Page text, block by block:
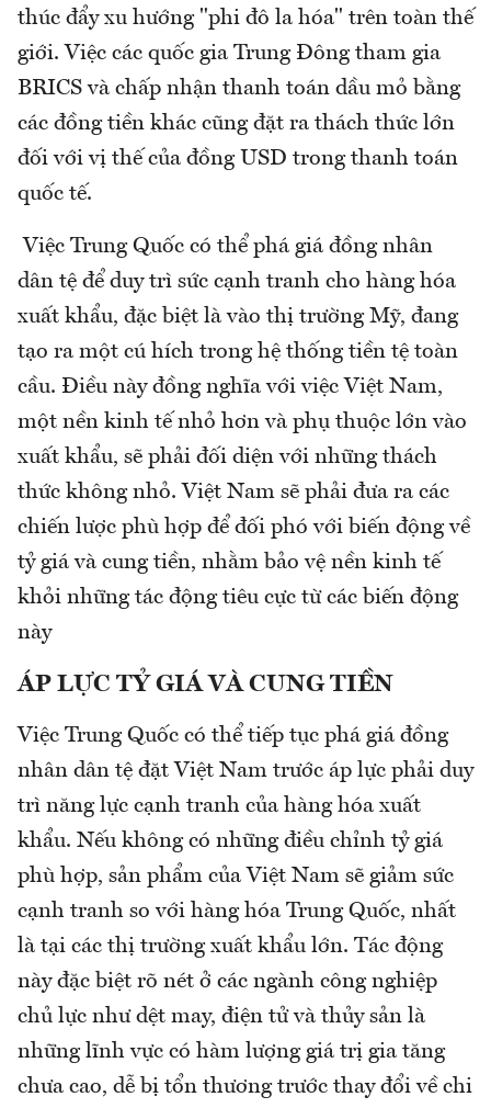
thúc đẩy xu hướng "phi đô la hóa" trên toàn thế
giới. Việc các quốc gia Trung Đông tham gia
BRICS và chấp nhận thanh toán dầu mỏ bằng
các đồng tiền khác cũng đặt ra thách thức lớn
đối với vị thế của đồng USD trong thanh toán
quốc tế.
Việc Trung Quốc có thể phá giá đồng nhân
dân tệ để duy trì sức cạnh tranh cho hàng hóa
xuất khẩu, đặc biệt là vào thị trường Mỹ, đang
tạo ra một cú hích trong hệ thống tiền tệ toàn
cầu. Điều này đồng nghĩa với việc Việt Nam,
một nền kinh tế nhỏ hơn và phụ thuộc lớn vào
xuất khẩu, sẽ phải đối diện với những thách
thức không nhỏ. Việt Nam sẽ phải đưa ra các
chiến lược phù hợp để đối phó với biến động về
tỷ giá và cung tiền, nhằm bảo vệ nền kinh tế
khỏi những tác động tiêu cực từ các biến động
này
ÁP LỰC TỶ GIÁ VÀ CUNG TIỀN
Việc Trung Quốc có thể tiếp tục phá giá đồng
nhân dân tệ đặt Việt Nam trước áp lực phải duy
trì năng lực cạnh tranh của hàng hóa xuất
khẩu. Nếu không có những điều chỉnh tỷ giá
phù hợp, sản phẩm của Việt Nam sẽ giảm sức
cạnh tranh so với hàng hóa Trung Quốc, nhất
là tại các thị trường xuất khẩu lớn. Tác động
này đặc biệt rõ nét ở các ngành công nghiệp
chủ lực như dệt may, điện tử và thủy sản là
những lĩnh vực có hàm lượng giá trị gia tăng
chưa cao, dễ bị tổn thương trước thay đổi về chi